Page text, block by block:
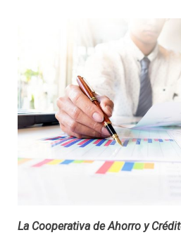
La Cooperativa de Ahorro y